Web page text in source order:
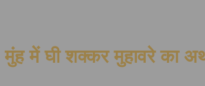
मुंह में घी शक्कर मुहावरे